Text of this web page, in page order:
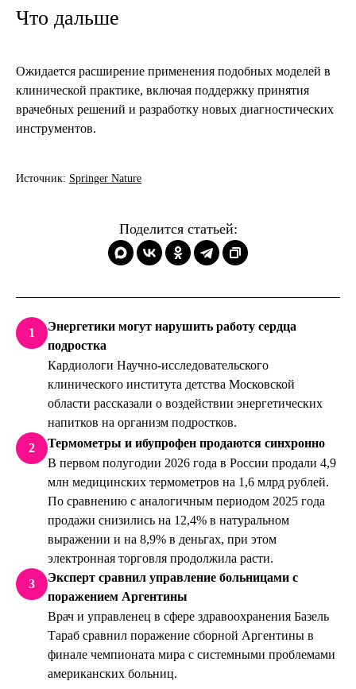
Что дальше
Ожидается расширение применения подобных моделей в
клинической практике, включая поддержку принятия
врачебных решений и разработку новых диагностических
инструментов.
Источник: Springer Nature
Поделится статьей:
1
Энергетики могут нарушить работу сердца
подростка
Кардиологи Научно-исследовательского
клинического института детства Московской
области рассказали о воздействии энергетических
напитков на организм подростков.
2
Термометры и ибупрофен продаются синхронно
В первом полугодии 2026 года в России продали 4,9
млн медицинских термометров на 1,6 млрд рублей.
По сравнению с аналогичным периодом 2025 года
продажи снизились на 12,4% в натуральном
выражении и на 8,9% в деньгах, при этом
электронная торговля продолжила расти.
3
Эксперт сравнил управление больницами с
поражением Аргентины
Врач и управленец в сфере здравоохранения Базель
Тараб сравнил поражение сборной Аргентины в
финале чемпионата мира с системными проблемами
американских больниц.